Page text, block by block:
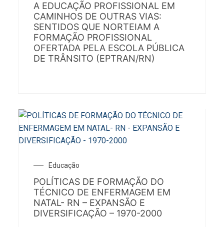
A EDUCAÇÃO PROFISSIONAL EM
CAMINHOS DE OUTRAS VIAS:
SENTIDOS QUE NORTEIAM A
FORMAÇÃO PROFISSIONAL
OFERTADA PELA ESCOLA PÚBLICA
DE TRÂNSITO (EPTRAN/RN)
Educação
POLÍTICAS DE FORMAÇÃO DO
TÉCNICO DE ENFERMAGEM EM
NATAL- RN – EXPANSÃO E
DIVERSIFICAÇÃO – 1970-2000